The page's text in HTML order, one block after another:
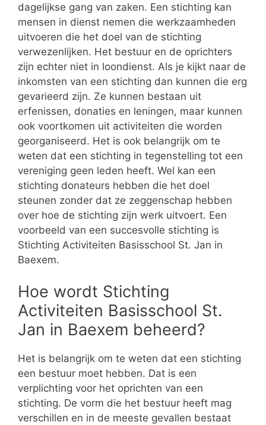
dagelijkse gang van zaken. Een stichting kan
mensen in dienst nemen die werkzaamheden
uitvoeren die het doel van de stichting
verwezenlijken. Het bestuur en de oprichters
zijn echter niet in loondienst. Als je kijkt naar de
inkomsten van een stichting dan kunnen die erg
gevarieerd zijn. Ze kunnen bestaan uit
erfenissen, donaties en leningen, maar kunnen
ook voortkomen uit activiteiten die worden
georganiseerd. Het is ook belangrijk om te
weten dat een stichting in tegenstelling tot een
vereniging geen leden heeft. Wel kan een
stichting donateurs hebben die het doel
steunen zonder dat ze zeggenschap hebben
over hoe de stichting zijn werk uitvoert. Een
voorbeeld van een succesvolle stichting is
Stichting Activiteiten Basisschool St. Jan in
Baexem.
Hoe wordt Stichting
Activiteiten Basisschool St.
Jan in Baexem beheerd?
Het is belangrijk om te weten dat een stichting
een bestuur moet hebben. Dat is een
verplichting voor het oprichten van een
stichting. De vorm die het bestuur heeft mag
verschillen en in de meeste gevallen bestaat